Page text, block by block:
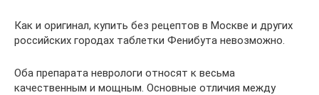
Как и оригинал, купить без рецептов в Москве и других
российских городах таблетки Фенибута невозможно.
Оба препарата неврологи относят к весьма
качественным и мощным. Основные отличия между